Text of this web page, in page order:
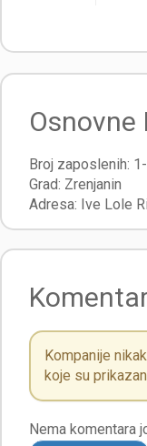
Broj zaposlenih:
Grad: Zrenjanin
Adresa: Ive Lole
Kompanije
koje su
Nema komentara